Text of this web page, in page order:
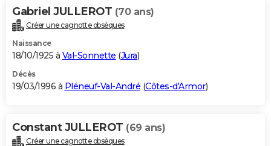
Gabriel JULLEROT (70 ans)
Créer une cagnotte obsèques
Naissance
18/10/1925 à Val-Sonnette (Jura)
Décès
19/03/1996 à Pléneuf-Val-André (Côtes-d'Armor)
Constant JULLEROT (69 ans)
Créer une cagnotte obsèques